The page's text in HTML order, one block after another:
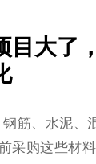
目大了
筋、水泥、
采购这些材